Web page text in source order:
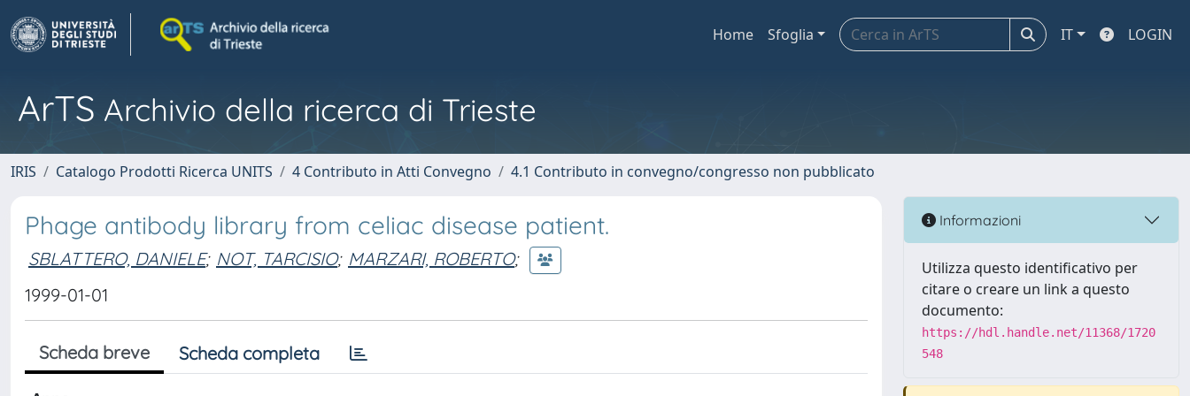
Home Sfoglia IT LOGIN
ArTS Archivio della ricerca di Trieste
IRIS Catalogo Prodotti Ricerca UNITS 4 Contributo in Atti Convegno 4.1 Contributo in convegno/congresso non pubblicato
Phage antibody library from celiac disease patient.
SBLATTERO, DANIELE; NOT, TARCISIO; MARZARI, ROBERTO;
1999-01-01
Scheda breve Scheda completa
Informazioni
Utilizza questo identificativo per
citare o creare un link a questo
documento:
https://hdl.handle.net/11368/1720
548